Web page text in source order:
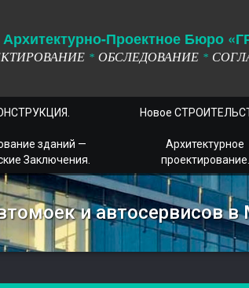
Архитектурно-Проектное Бюро
* ОБСЛЕДОВАНИЕ *
Новое
зданий —
Заключения.
Архитектурное
проектирование.
и